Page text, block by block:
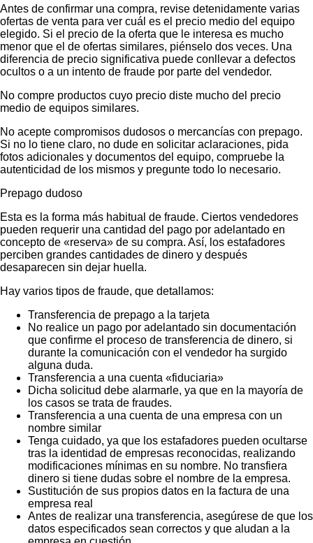
Antes de confirmar una compra, revise detenidamente varias
ofertas de venta para ver cuál es el precio medio del equipo
elegido. Si el precio de la oferta que le interesa es mucho
menor que el de ofertas similares, piénselo dos veces. Una
diferencia de precio significativa puede conllevar a defectos
ocultos o a un intento de fraude por parte del vendedor.
No compre productos cuyo precio diste mucho del precio
medio de equipos similares.
No acepte compromisos dudosos o mercancías con prepago.
Si no lo tiene claro, no dude en solicitar aclaraciones, pida
fotos adicionales y documentos del equipo, compruebe la
autenticidad de los mismos y pregunte todo lo necesario.
Prepago dudoso
Esta es la forma más habitual de fraude. Ciertos vendedores
pueden requerir una cantidad del pago por adelantado en
concepto de «reserva» de su compra. Así, los estafadores
perciben grandes cantidades de dinero y después
desaparecen sin dejar huella.
Hay varios tipos de fraude, que detallamos:
Transferencia de prepago a la tarjeta
No realice un pago por adelantado sin documentación
que confirme el proceso de transferencia de dinero, si
durante la comunicación con el vendedor ha surgido
alguna duda.
Transferencia a una cuenta «fiduciaria»
Dicha solicitud debe alarmarle, ya que en la mayoría de
los casos se trata de fraudes.
Transferencia a una cuenta de una empresa con un
nombre similar
Tenga cuidado, ya que los estafadores pueden ocultarse
tras la identidad de empresas reconocidas, realizando
modificaciones mínimas en su nombre. No transfiera
dinero si tiene dudas sobre el nombre de la empresa.
Sustitución de sus propios datos en la factura de una
empresa real
Antes de realizar una transferencia, asegúrese de que los
datos especificados sean correctos y que aludan a la